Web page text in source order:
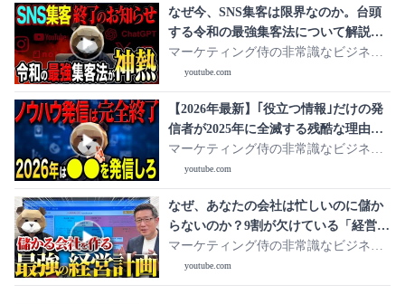
なぜ今、SNS集客は限界なのか。台頭
する令和の最強集客法について解説し
ます。
マーケティング侍の非常識なビジネス
youtube.com
【2026年最新】｢役立つ情報｣だけの発
信者が2025年に全滅する残酷な理由。
2026年の情報発信を先取りします。
マーケティング侍の非常識なビジネス
youtube.com
なぜ、あなたの会社は忙しいのに儲か
らないのか？9割が欠けている「経営計
画」の作り方を教えます。
マーケティング侍の非常識なビジネス
youtube.com